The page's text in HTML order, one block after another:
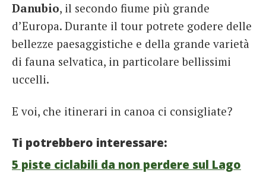
Danubio, il secondo fiume più grande
d’Europa. Durante il tour potrete godere delle
bellezze paesaggistiche e della grande varietà
di fauna selvatica, in particolare bellissimi
uccelli.
E voi, che itinerari in canoa ci consigliate?
Ti potrebbero interessare:
5 piste ciclabili da non perdere sul Lago